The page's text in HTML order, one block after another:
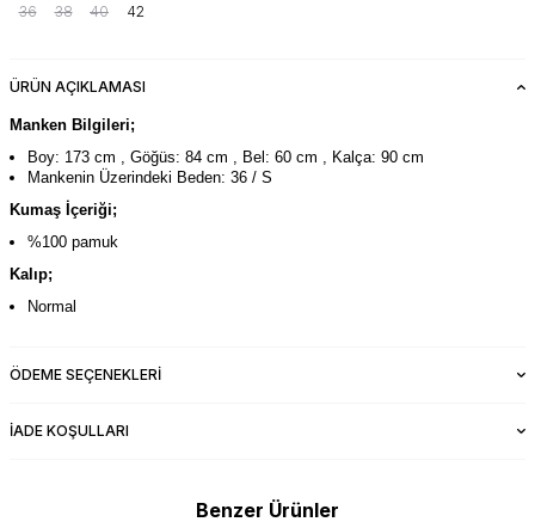
36 38 40 42
ÜRÜN AÇIKLAMASI
Manken Bilgileri;
Boy: 173 cm , Göğüs: 84 cm , Bel: 60 cm , Kalça: 90 cm
Mankenin Üzerindeki Beden: 36 / S
Kumaş İçeriği;
%100 pamuk
Kalıp;
Normal
ÖDEME SEÇENEKLERI
İADE KOŞULLARI
Benzer Ürünler